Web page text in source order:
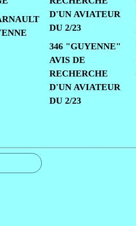
346 "GUYENNE"
AVIS DE
RECHERCHE
D'UN AVIATEUR
DU 2/23